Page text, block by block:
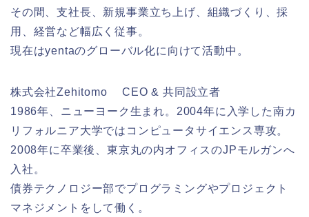
その間、支社長、新規事業立ち上げ、組織づくり、採
用、経営など幅広く従事。
現在はyentaのグローバル化に向けて活動中。
株式会社Zehitomo CEO & 共同設立者
1986年、ニューヨーク生まれ。2004年に入学した南カ
リフォルニア大学ではコンピュータサイエンス専攻。
2008年に卒業後、東京丸の内オフィスのJPモルガンへ
入社。
債券テクノロジー部でプログラミングやプロジェクト
マネジメントをして働く。